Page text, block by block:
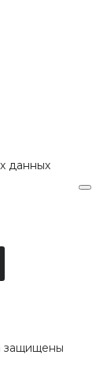
данных
защищены